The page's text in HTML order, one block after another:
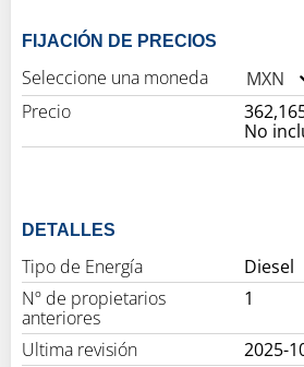
FIJACIÓN DE PRECIOS
Seleccione una moneda
MXN
Precio
No
DETALLES
Tipo de Energía
Diesel
Nº de propietarios
anteriores
1
Ultima revisión
2025-